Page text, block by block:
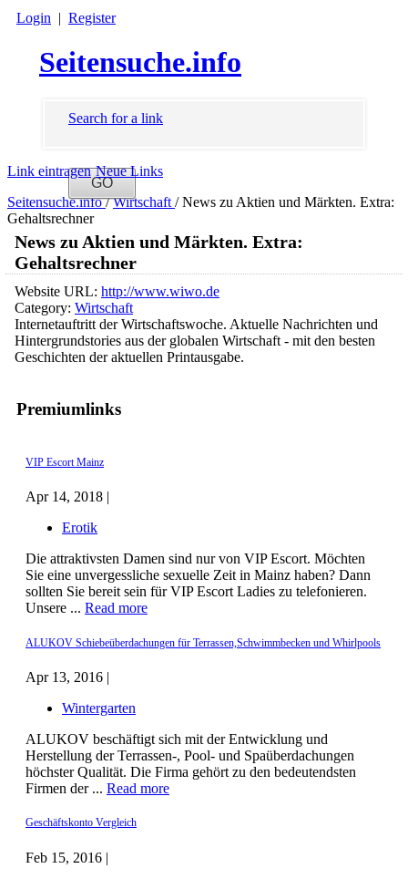
Login | Register
Seitensuche.info
Search for a link
Link eintragen Neue Links
Seitensuche.info/ Wirtschaft/ News zu Aktien und Märkten. Extra:
Gehaltsrechner
Premiumlinks
VIP Escort Mainz
Apr 14, 2018 |
Erotik
Die attraktivsten Damen sind nur von VIP Escort. Möchten
Sie eine unvergessliche sexuelle Zeit in Mainz haben? Dann
sollten Sie bereit sein für VIP Escort Ladies zu telefonieren.
Unsere ... Read more
ALUKOV Schiebeüberdachungen für Terrassen,Schwimmbecken und Whirlpools
Apr 13, 2016 |
Wintergarten
ALUKOV beschäftigt sich mit der Entwicklung und
Herstellung der Terrassen-, Pool- und Spaüberdachungen
höchster Qualität. Die Firma gehört zu den bedeutendsten
Firmen der ... Read more
Geschäftskonto Vergleich
Feb 15, 2016 |
News zu Aktien und Märkten. Extra:
Gehaltsrechner
Website URL: http://www.wiwo.de
Category: Wirtschaft
Internetauftritt der Wirtschaftswoche. Aktuelle Nachrichten und
Hintergrundstories aus der globalen Wirtschaft - mit den besten
Geschichten der aktuellen Printausgabe.